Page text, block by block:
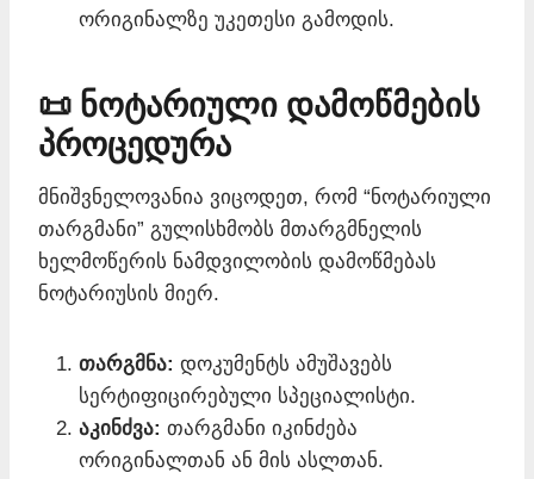
ორიგინალზე უკეთესი გამოდის.
📜 ნოტარიული დამოწმების
პროცედურა
მნიშვნელოვანია ვიცოდეთ, რომ “ნოტარიული
თარგმანი” გულისხმობს მთარგმნელის
ხელმოწერის ნამდვილობის დამოწმებას
ნოტარიუსის მიერ.
თარგმნა: დოკუმენტს ამუშავებს
სერტიფიცირებული სპეციალისტი.
აკინძვა: თარგმანი იკინძება
ორიგინალთან ან მის ასლთან.